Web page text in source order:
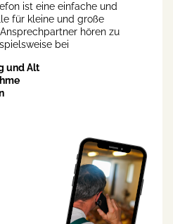
ist eine einfache und
für kleine und große
hören zu
bei
und Alt